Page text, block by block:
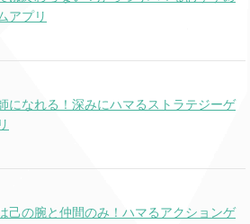
アプリ
になれる！深みにハマるストラテジーゲ
己の腕と仲間のみ！ハマるアクションゲ